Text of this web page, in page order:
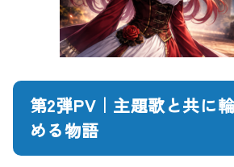
第2弾PV｜主題歌と共に
める物語